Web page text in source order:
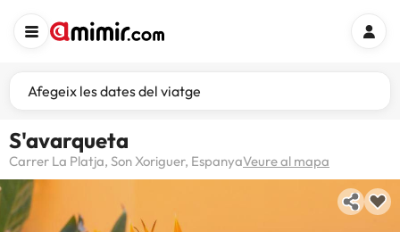
Afegeix les dates del viatge
S'avarqueta
Carrer La Platja, Son Xoriguer, EspanyaVeure al mapa